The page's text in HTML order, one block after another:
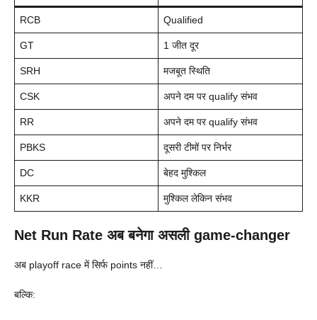
RCB Qualified
GT 1 जीत दूर
SRH मजबूत स्थिति
CSK अपने दम पर qualify संभव
RR अपने दम पर qualify संभव
PBKS दूसरी टीमों पर निर्भर
DC बेहद मुश्किल
KKR मुश्किल लेकिन संभव
Net Run Rate अब बनेगा असली game-changer
अब playoff race में सिर्फ points नहीं…
बल्कि: